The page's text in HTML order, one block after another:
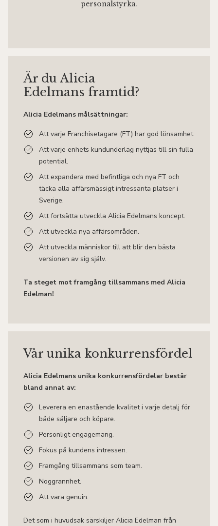
personalstyrka.
Är du Alicia
Edelmans framtid?
Alicia Edelmans målsättningar:
Att varje Franchisetagare (FT) har god lönsamhet.
Att varje enhets kundunderlag nyttjas till sin fulla
potential.
Att expandera med befintliga och nya FT och
täcka alla affärsmässigt intressanta platser i
Sverige.
Att fortsätta utveckla Alicia Edelmans koncept.
Att utveckla nya affärsområden.
Att utveckla människor till att blir den bästa
versionen av sig själv.
Ta steget mot framgång tillsammans med Alicia
Edelman!
Vår unika konkurrensfördel
Alicia Edelmans unika konkurrensfördelar består
bland annat av:
Leverera en enastående kvalitet i varje detalj för
både säljare och köpare.
Personligt engagemang.
Fokus på kundens intressen.
Framgång tillsammans som team.
Noggrannhet.
Att vara genuin.
Det som i huvudsak särskiljer Alicia Edelman från